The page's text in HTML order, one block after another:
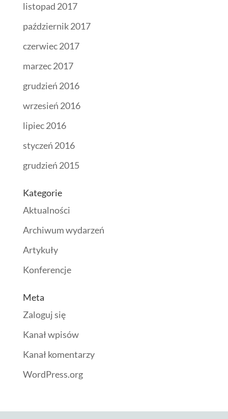
listopad 2017
październik 2017
czerwiec 2017
marzec 2017
grudzień 2016
wrzesień 2016
lipiec 2016
styczeń 2016
grudzień 2015
Kategorie
Aktualności
Archiwum wydarzeń
Artykuły
Konferencje
Meta
Zaloguj się
Kanał wpisów
Kanał komentarzy
WordPress.org